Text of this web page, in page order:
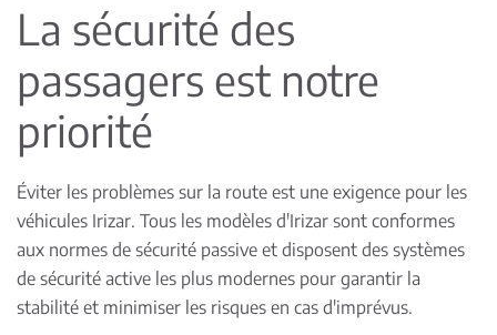
La sécurité des
passagers est notre
priorité
Éviter les problèmes sur la route est une exigence pour les
véhicules Irizar. Tous les modèles d'Irizar sont conformes
aux normes de sécurité passive et disposent des systèmes
de sécurité active les plus modernes pour garantir la
stabilité et minimiser les risques en cas d'imprévus.